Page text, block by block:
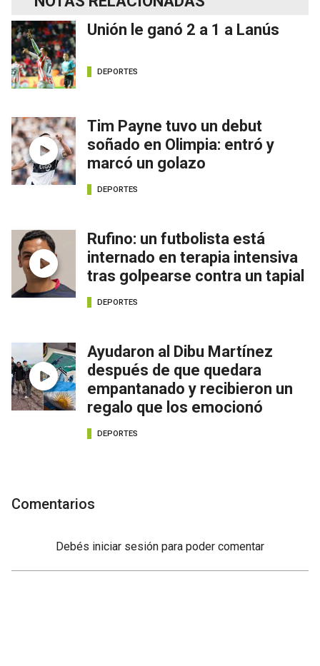
Unión le ganó 2 a 1 a Lanús
DEPORTES
Tim Payne tuvo un debut
soñado en Olimpia: entró y
marcó un golazo
DEPORTES
Rufino: un futbolista está
internado en terapia intensiva
tras golpearse contra un tapial
DEPORTES
Ayudaron al Dibu Martínez
después de que quedara
empantanado y recibieron un
regalo que los emocionó
DEPORTES
Comentarios
Debés iniciar sesión para poder comentar